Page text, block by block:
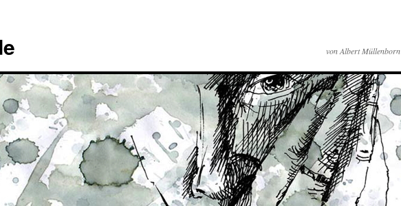
von Albert Müllenborn